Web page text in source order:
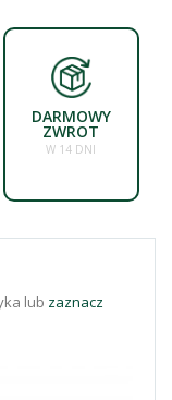
DARMOWY
ZWROT
W 14 DNI
lub zaznacz